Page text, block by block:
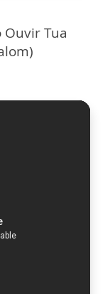
Ouvir Tua